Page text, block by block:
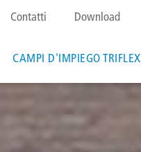
Top
menu
Contatti Download
CAMPI D'IMPIEGO TRIFLEX